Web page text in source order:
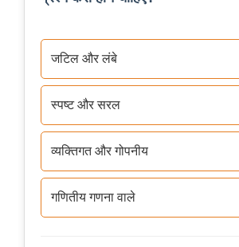
जटिल और लंबे
स्पष्ट और सरल
व्यक्तिगत और गोपनीय
गणितीय गणना वाले